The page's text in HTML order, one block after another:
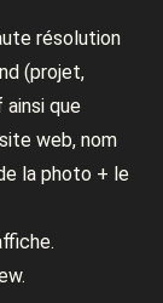
résolution
(projet,
que
web, nom
la photo + le